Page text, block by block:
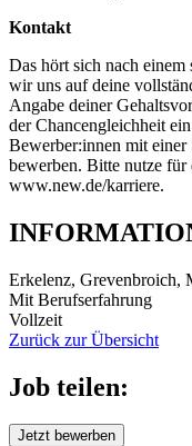
Kontakt
Das hört sich nach einem
wir uns auf deine
Angabe deiner
der Chancengleichheit
Bewerber:innen mit einer
bewerben. Bitte nutze
www.new.de/karriere.
Erkelenz, Grevenbroich,
Mit Berufserfahrung
Vollzeit
Zurück zur Übersicht
Job teilen:
Jetzt bewerben